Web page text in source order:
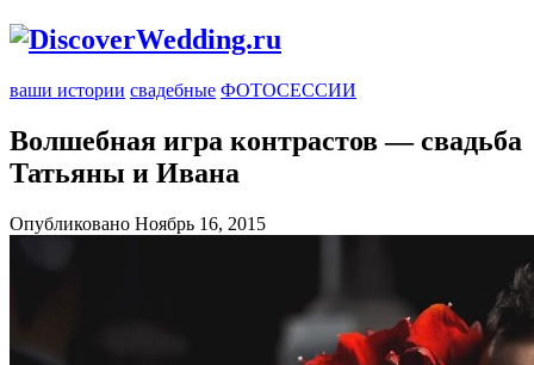
ваши истории свадебные ФОТОСЕССИИ
Волшебная игра контрастов — свадьба
Татьяны и Ивана
Опубликовано Ноябрь 16, 2015